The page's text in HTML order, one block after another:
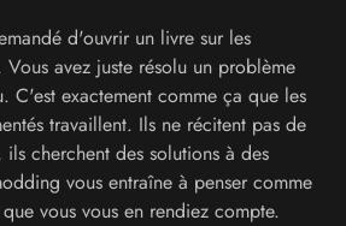
d'ouvrir un livre sur les
avez juste résolu un problème
C'est exactement comme ça que les
travaillent. Ils ne récitent pas de
cherchent des solutions à des
vous entraîne à penser comme
vous vous en rendiez compte.